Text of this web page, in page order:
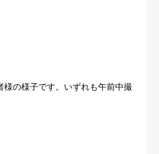
様の様子です。いずれも午前中撮